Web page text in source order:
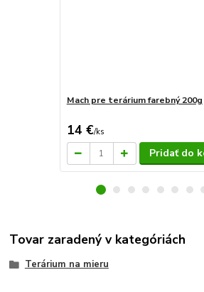
Mach pre terárium farebný 200g
14 €/ks
Pridať do
Tovar zaradený v kategóriách
Terárium na mieru